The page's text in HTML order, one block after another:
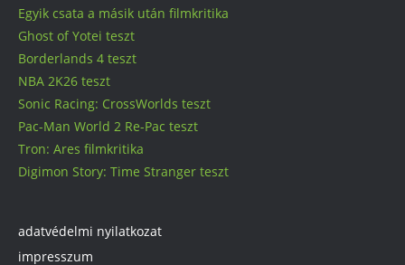
Egyik csata a másik után filmkritika
Ghost of Yotei teszt
Borderlands 4 teszt
NBA 2K26 teszt
Sonic Racing: CrossWorlds teszt
Pac-Man World 2 Re-Pac teszt
Tron: Ares filmkritika
Digimon Story: Time Stranger teszt
adatvédelmi nyilatkozat
impresszum